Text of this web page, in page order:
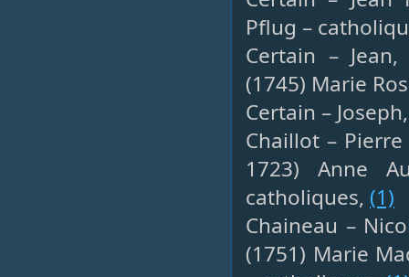
Pflug –
Certain –
(1745) Marie
Certain –
Chaillot –
1723) Anne
catholiques, (1)
Chaineau –
(1751) Marie